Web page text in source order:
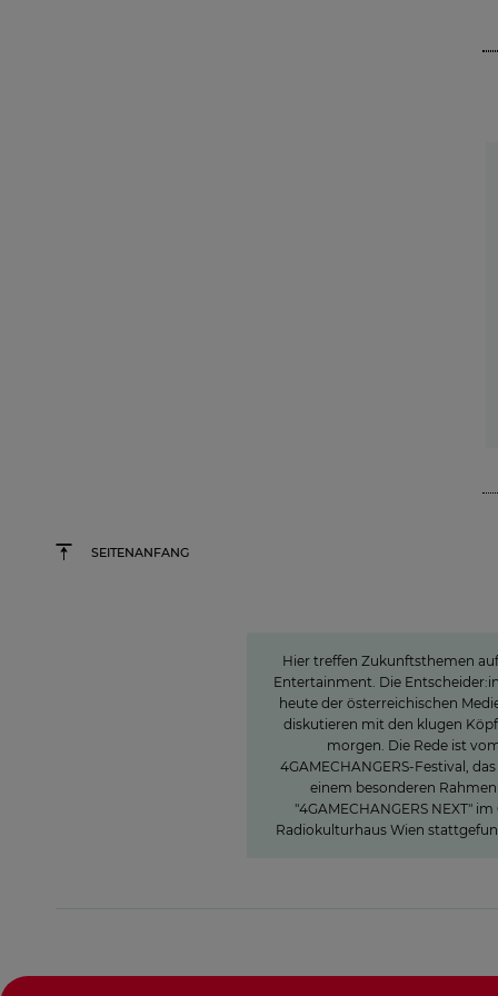
SEITENANFANG
Hier treffen Zukunftsthemen
Entertainment. Die
heute der österreichischen
diskutieren mit den klugen
morgen. Die Rede ist
4GAMECHANGERS-Festival,
einem besonderen Rahmen
"4GAMECHANGERS NEXT" im
Radiokulturhaus Wien